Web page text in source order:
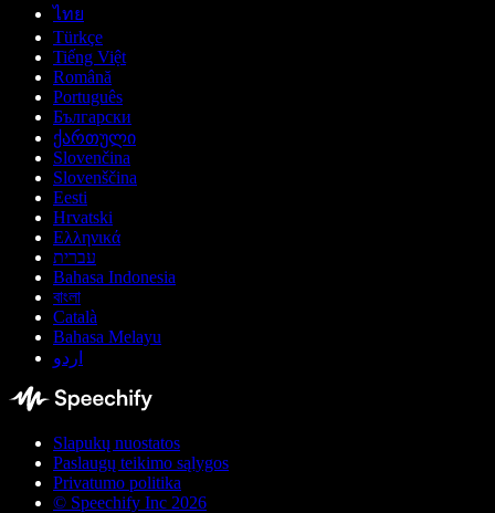
ไทย
Türkçe
Tiếng Việt
Română
Português
Български
ქართული
Slovenčina
Slovenščina
Eesti
Hrvatski
Ελληνικά
עברית
Bahasa Indonesia
বাংলা
Català
Bahasa Melayu
اردو
Slapukų nuostatos
Paslaugų teikimo sąlygos
Privatumo politika
© Speechify Inc 2026